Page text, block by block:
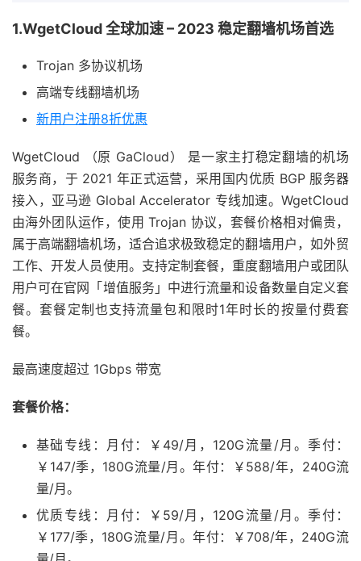
1.WgetCloud 全球加速 – 2023 稳定翻墙机场首选
Trojan 多协议机场
高端专线翻墙机场
新用户注册8折优惠
WgetCloud （原 GaCloud） 是一家主打稳定翻墙的机场
服务商，于 2021 年正式运营，采用国内优质 BGP 服务器
接入，亚马逊 Global Accelerator 专线加速。WgetCloud
由海外团队运作，使用 Trojan 协议，套餐价格相对偏贵，
属于高端翻墙机场，适合追求极致稳定的翻墙用户，如外贸
工作、开发人员使用。支持定制套餐，重度翻墙用户或团队
用户可在官网「增值服务」中进行流量和设备数量自定义套
餐。套餐定制也支持流量包和限时1年时长的按量付费套
餐。
最高速度超过 1Gbps 带宽
套餐价格：
基础专线：月付：￥49/月，120G流量/月。季付：
￥147/季，180G流量/月。年付：￥588/年，240G流
量/月。
优质专线：月付：￥59/月，120G流量/月。季付：
￥177/季，180G流量/月。年付：￥708/年，240G流